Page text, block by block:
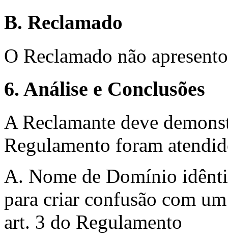
B. Reclamado
O Reclamado não
6. Análise e Conclusões
A Reclamante deve
Regulamento foram
A. Nome de Domínio
para criar confusão com
art. 3 do Regulamento